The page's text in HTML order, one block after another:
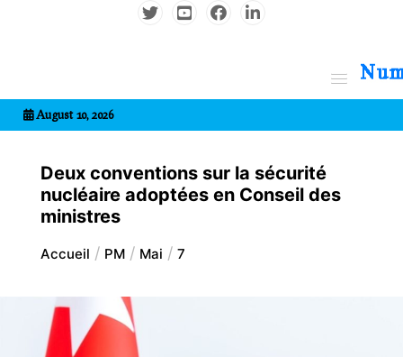
August 10, 2026
Deux conventions sur la sécurité
nucléaire adoptées en Conseil des
ministres
Accueil PM Mai 7